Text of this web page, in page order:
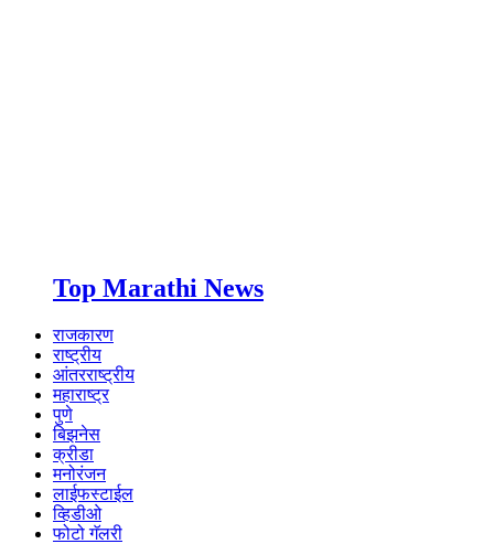
Top Marathi News
राजकारण
राष्ट्रीय
आंतरराष्ट्रीय
महाराष्ट्र
पुणे
बिझनेस
क्रीडा
मनोरंजन
लाईफस्टाईल
व्हिडीओ
फोटो गॅलरी